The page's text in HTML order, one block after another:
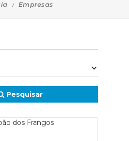
Empresas
Pesquisar